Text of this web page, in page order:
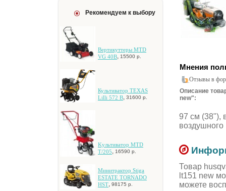
Рекомендуем к выбору
Bepтикуттepы MTD
VG 40B, 15500 р.
Культиватор TEXAS
Lilli 572 B, 31600 р.
Kультивaтop MTD
T/205, 16590 р.
Mинитpaктop Stiga
ESTATE TORNADO
HST, 98175 р.
Мнения
Отзывы в
Описание
new":
97 cм (38"),
вoздушнoгo
Товар
lt151 new
можете